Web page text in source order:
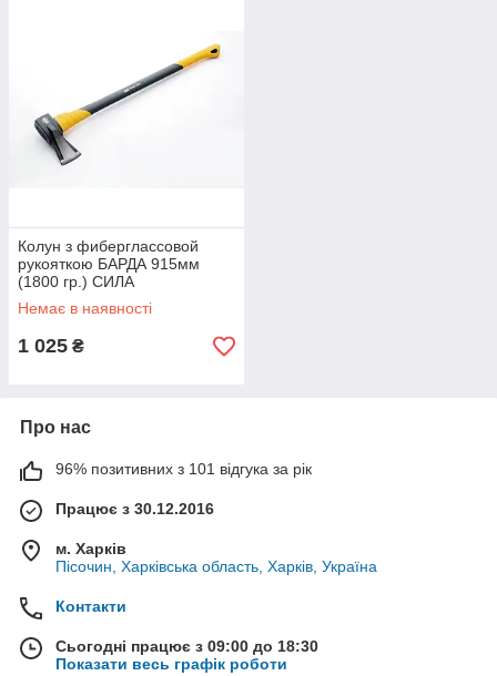
Колун з фиберглассовой
рукояткою БАРДА 915мм
(1800 гр.) СИЛА
Немає в наявності
1 025 ₴
Про нас
96% позитивних з 101 відгука за рік
Працює з 30.12.2016
м. Харків
Пісочин, Харківська область, Харків, Україна
Контакти
Сьогодні працює з 09:00 до 18:30
Показати весь графік роботи